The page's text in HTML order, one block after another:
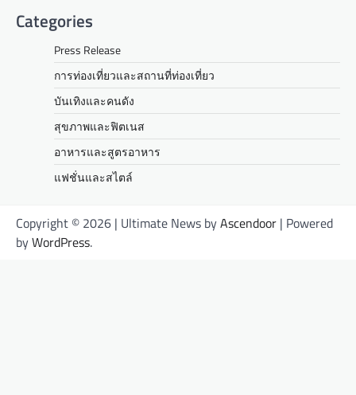
Categories
Press Release
การท่องเที่ยวและสถานที่ท่องเที่ยว
บันเทิงและคนดัง
สุขภาพและฟิตเนส
อาหารและสูตรอาหาร
แฟชั่นและสไตล์
Copyright © 2026 | Ultimate News byAscendoor | Powered
byWordPress.